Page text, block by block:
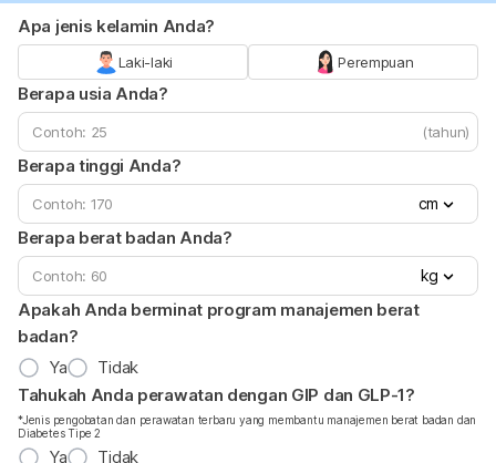
Apa jenis kelamin Anda?
Laki-laki Perempuan
Berapa usia Anda?
(tahun)
Berapa tinggi Anda?
cm
Berapa berat badan Anda?
kg
Apakah Anda berminat program manajemen berat
badan?
Ya
Tidak
Tahukah Anda perawatan dengan GIP dan GLP-1?
*Jenis pengobatan dan perawatan terbaru yang membantu manajemen berat badan dan
Diabetes Tipe 2
Ya Tidak